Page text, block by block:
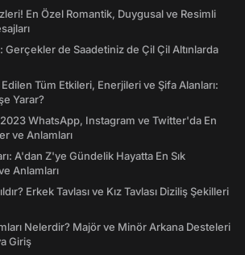
En Özel Romantik, Duygusal ve Resimli
Gerçekler de Saadetiniz de Çil Çil Altınlarda
Tüm Etkileri, Enerjileri ve Şifa Alanları:
Yarar?
WhatsApp, Instagram ve Twitter'da En
ve Anlamları
A'dan Z'ye Gündelik Hayatta En Sık
Anlamları
Erkek Tavlası ve Kız Tavlası Diziliş Şekilleri
Nelerdir? Majör ve Minör Arkana Desteleri
Giriş